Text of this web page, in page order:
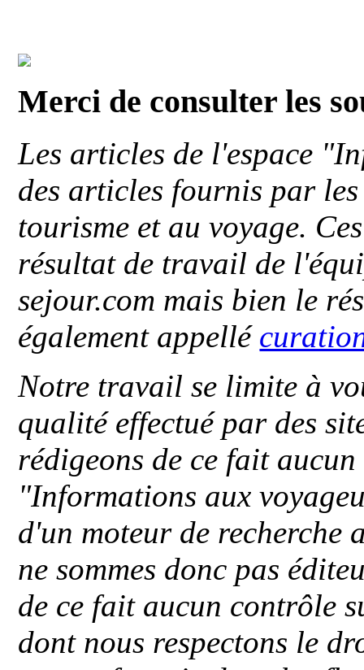
Merci de consulter les
Les articles de l'espace
des articles fournis par
tourisme et au voyage.
résultat de travail de
sejour.com mais bien le
également appellé
Notre travail se limite à
qualité effectué par des
rédigeons de ce fait
"Informations aux
d'un moteur de recherche
ne sommes donc pas
de ce fait aucun contrôle
dont nous respectons le